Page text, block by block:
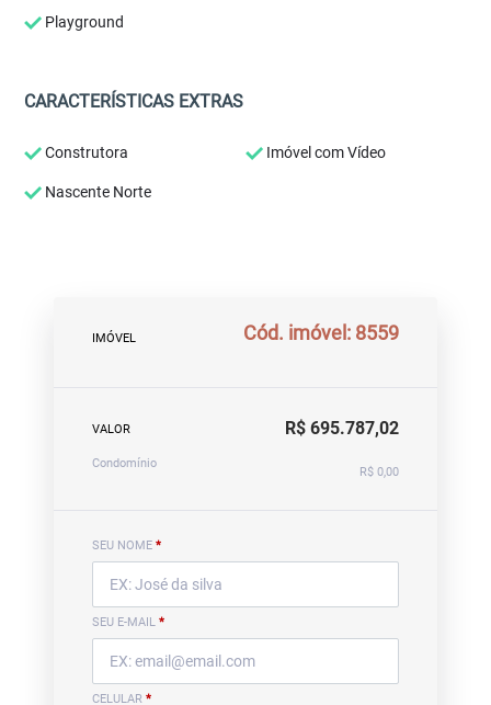
Playground
CARACTERÍSTICAS EXTRAS
Construtora Imóvel com Vídeo
Nascente Norte
IMÓVEL Cód. imóvel: 8559
VALOR R$ 695.787,02
Condomínio
R$ 0,00
SEU NOME *
SEU E-MAIL *
CELULAR *